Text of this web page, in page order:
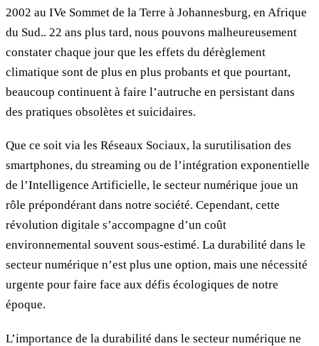
2002 au IVe Sommet de la Terre à Johannesburg, en Afrique
du Sud.. 22 ans plus tard, nous pouvons malheureusement
constater chaque jour que les effets du dérèglement
climatique sont de plus en plus probants et que pourtant,
beaucoup continuent à faire l’autruche en persistant dans
des pratiques obsolètes et suicidaires.
Que ce soit via les Réseaux Sociaux, la surutilisation des
smartphones, du streaming ou de l’intégration exponentielle
de l’Intelligence Artificielle, le secteur numérique joue un
rôle prépondérant dans notre société. Cependant, cette
révolution digitale s’accompagne d’un coût
environnemental souvent sous-estimé. La durabilité dans le
secteur numérique n’est plus une option, mais une nécessité
urgente pour faire face aux défis écologiques de notre
époque.
L’importance de la durabilité dans le secteur numérique ne